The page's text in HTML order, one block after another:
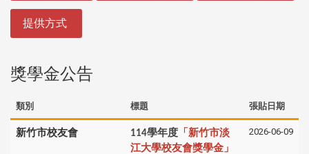
提供方式
獎學金公告
類別 標題 張貼日期
新竹市校友會 114學年度 「新竹市淡
江大學校友會獎學金」
2026-06-09